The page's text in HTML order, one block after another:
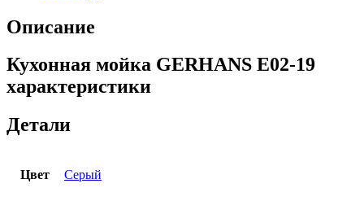
Описание
Кухонная мойка GERHANS E02-19
характеристики
Детали
Цвет Серый